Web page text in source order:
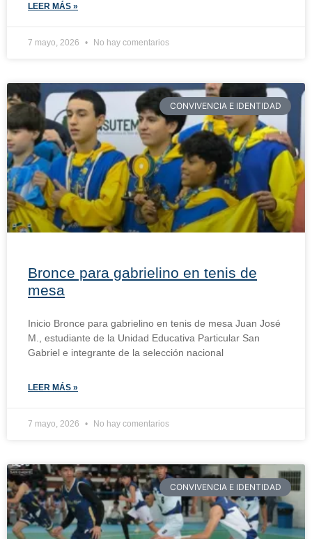
LEER MÁS »
7 mayo, 2026 No hay comentarios
CONVIVENCIA E IDENTIDAD
Bronce para gabrielino en tenis de
mesa
Inicio Bronce para gabrielino en tenis de mesa Juan José
M., estudiante de la Unidad Educativa Particular San
Gabriel e integrante de la selección nacional
LEER MÁS »
7 mayo, 2026 No hay comentarios
CONVIVENCIA E IDENTIDAD